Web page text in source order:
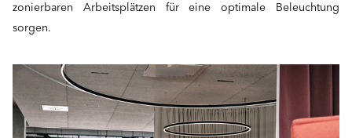
zonierbaren Arbeitsplätzen für eine optimale Beleuchtung
sorgen.